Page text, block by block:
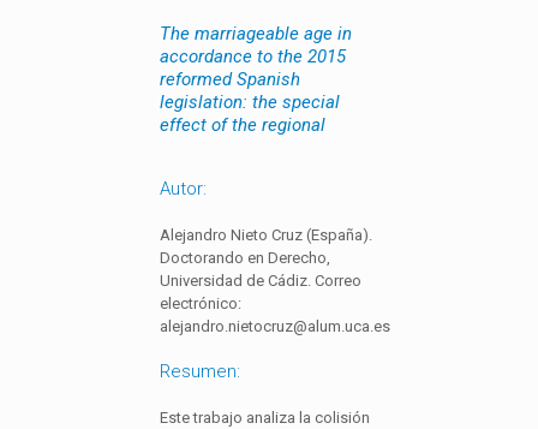
The marriageable age in
accordance to the 2015
reformed Spanish
legislation: the special
effect of the regional
Autor:
Alejandro Nieto Cruz (España).
Doctorando en Derecho,
Universidad de Cádiz. Correo
electrónico:
alejandro.nietocruz@alum.uca.es
Resumen:
Este trabajo analiza la colisión